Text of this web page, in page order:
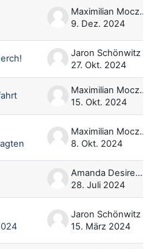
Maximilian Moczarski
9. Dez. 2024
Jaron Schönwitz
27. Okt. 2024
Maximilian Moczarski
15. Okt. 2024
Maximilian Moczarski
8. Okt. 2024
Amanda Desiree Mischo
28. Juli 2024
Jaron Schönwitz
15. März 2024